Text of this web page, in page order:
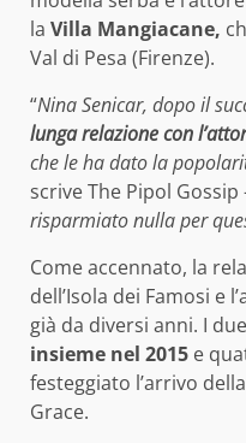
la Villa Mangiacane,
Val di Pesa (Firenze).
“Nina Senicar, dopo il
lunga relazione con
che le ha dato la
scrive The Pipol Gossip
risparmiato nulla per
Come accennato, la
dell’Isola dei Famosi e
già da diversi anni. I
insieme nel 2015 e
festeggiato l’arrivo
Grace.